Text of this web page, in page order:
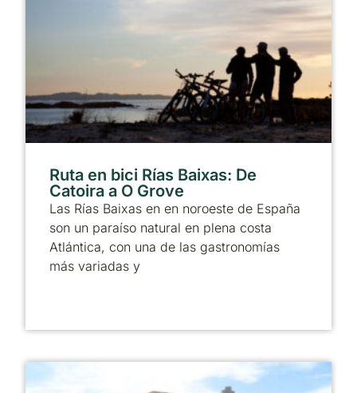
Ruta en bici Rías Baixas: De
Catoira a O Grove
Las Rías Baixas en en noroeste de España
son un paraíso natural en plena costa
Atlántica, con una de las gastronomías
más variadas y